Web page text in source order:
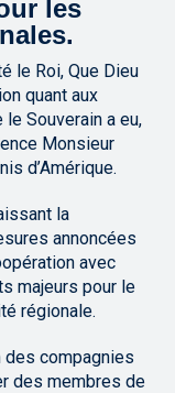
les
le Roi, Que Dieu
quant aux
Souverain a eu,
Monsieur
d’Amérique.
la
annoncées
avec
majeurs pour le
régionale.
des compagnies
des membres de